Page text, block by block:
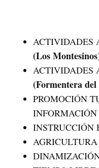
ACTIVIDADES
(Los
ACTIVIDADES
(Formentera del
PROMOCIÓN
INSTRUCCIÓN